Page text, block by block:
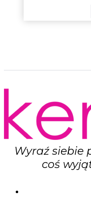
Wyraź siebie
coś